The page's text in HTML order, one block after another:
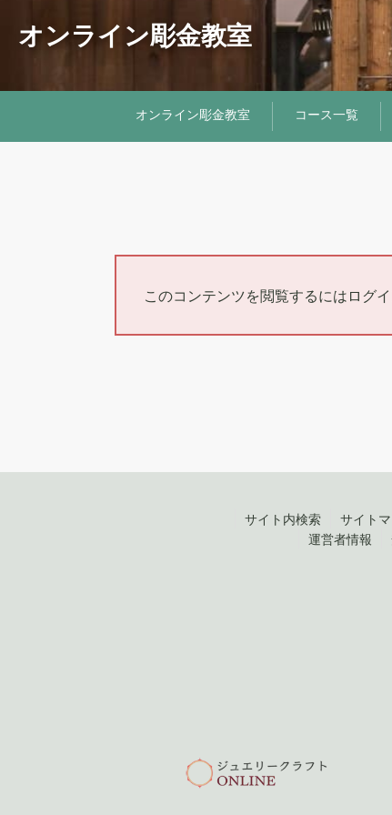
オンライン彫金教室
オンライン彫金教室 コース一覧
このコンテンツを閲覧するにはログ
サイト内検索 サイト
運営者情報